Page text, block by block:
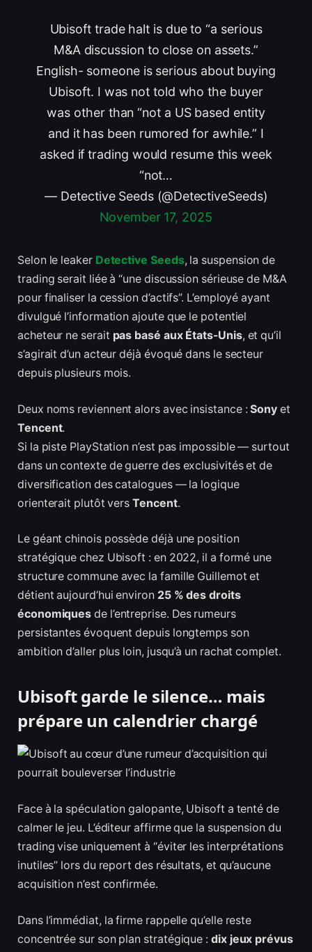
Ubisoft trade halt is due to “a serious
M&A discussion to close on assets.”
English- someone is serious about buying
Ubisoft. I was not told who the buyer
was other than “not a US based entity
and it has been rumored for awhile.” I
asked if trading would resume this week
“not…
— Detective Seeds (@DetectiveSeeds)
November 17, 2025
Selon le leaker Detective Seeds, la suspension de
trading serait liée à “une discussion sérieuse de M&A
pour finaliser la cession d’actifs”. L’employé ayant
divulgué l’information ajoute que le potentiel
acheteur ne serait pas basé aux États-Unis, et qu’il
s’agirait d’un acteur déjà évoqué dans le secteur
depuis plusieurs mois.
Deux noms reviennent alors avec insistance :Sony et
Tencent.
Si la piste PlayStation n’est pas impossible — surtout
dans un contexte de guerre des exclusivités et de
diversification des catalogues — la logique
orienterait plutôt versTencent.
Le géant chinois possède déjà une position
stratégique chez Ubisoft : en 2022, il a formé une
structure commune avec la famille Guillemot et
détient aujourd’hui environ 25 % des droits
économiques de l’entreprise. Des rumeurs
persistantes évoquent depuis longtemps son
ambition d’aller plus loin, jusqu’à un rachat complet.
Ubisoft garde le silence… mais
prépare un calendrier chargé
Face à la spéculation galopante, Ubisoft a tenté de
calmer le jeu. L’éditeur affirme que la suspension du
trading vise uniquement à “éviter les interprétations
inutiles” lors du report des résultats, et qu’aucune
acquisition n’est confirmée.
Dans l’immédiat, la firme rappelle qu’elle reste
concentrée sur son plan stratégique : dix jeux prévus